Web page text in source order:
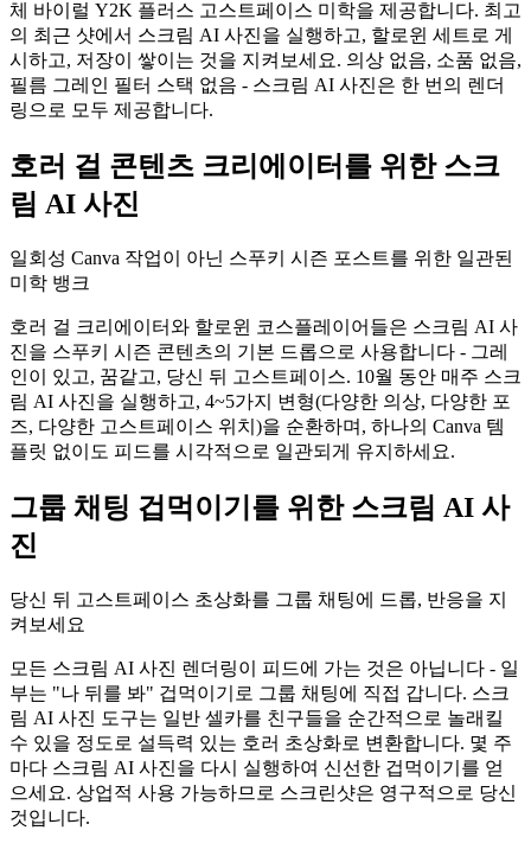
체 바이럴 Y2K 플러스 고스트페이스 미학을 제공합니다. 최고
의 최근 샷에서 스크림 AI 사진을 실행하고, 할로윈 세트로 게
시하고, 저장이 쌓이는 것을 지켜보세요. 의상 없음, 소품 없음,
필름 그레인 필터 스택 없음 - 스크림 AI 사진은 한 번의 렌더
링으로 모두 제공합니다.
호러 걸 콘텐츠 크리에이터를 위한 스크
림 AI 사진
일회성 Canva 작업이 아닌 스푸키 시즌 포스트를 위한 일관된
미학 뱅크
호러 걸 크리에이터와 할로윈 코스플레이어들은 스크림 AI 사
진을 스푸키 시즌 콘텐츠의 기본 드롭으로 사용합니다 - 그레
인이 있고, 꿈같고, 당신 뒤 고스트페이스. 10월 동안 매주 스크
림 AI 사진을 실행하고, 4~5가지 변형(다양한 의상, 다양한 포
즈, 다양한 고스트페이스 위치)을 순환하며, 하나의 Canva 템
플릿 없이도 피드를 시각적으로 일관되게 유지하세요.
그룹 채팅 겁먹이기를 위한 스크림 AI 사
진
당신 뒤 고스트페이스 초상화를 그룹 채팅에 드롭, 반응을 지
켜보세요
모든 스크림 AI 사진 렌더링이 피드에 가는 것은 아닙니다 - 일
부는 "나 뒤를 봐" 겁먹이기로 그룹 채팅에 직접 갑니다. 스크
림 AI 사진 도구는 일반 셀카를 친구들을 순간적으로 놀래킬
수 있을 정도로 설득력 있는 호러 초상화로 변환합니다. 몇 주
마다 스크림 AI 사진을 다시 실행하여 신선한 겁먹이기를 얻
으세요. 상업적 사용 가능하므로 스크린샷은 영구적으로 당신
것입니다.